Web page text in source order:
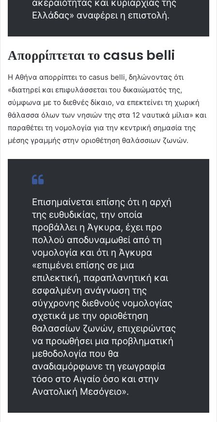
ακεραιότητας και κυριαρχίας της
Ελλάδας» αναφέρει η επιστολή.
Απορρίπτεται το casus belli
Η Αθήνα απορρίπτει το casus belli, δηλώνοντας ότι
«διατηρεί και επιφυλάσσεται του δικαιώματός της,
σύμφωνα με το διεθνές δίκαιο, να επεκτείνει τη χωρική
θάλασσα όλων των νησιών της στα 12 ναυτικά μίλια» και
παραθέτει τη νομολογία για την κεντρική σημασία της
μέσης γραμμής στην οριοθέτηση θαλάσσιων ζωνών.
Επισημαίνεται επίσης ότι η αρχή
της ευθυδικίας, την οποία
προβάλλει η Άγκυρα, έχει προ
πολλού αποδυναμωθεί από τη
νομολογία και ότι η Άγκυρα
«επιμένει επίσης σε μια
επιλεκτική, παραπλανητική και
εσφαλμένη ανάγνωση της
σύγχρονης διεθνούς νομολογίας
σχετικά με την οριοθέτηση
θαλασσίων ζωνών, επιχειρώντας
να προωθήσει μια προβληματική
μεθοδολογία που θα
αναδιαμόρφωνε τη γεωγραφία
τόσο στο Αιγαίο όσο και στην
Ανατολική Μεσόγειο».